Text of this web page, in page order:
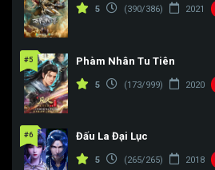
5 (390/386) 2021
#5 Phàm Nhân Tu Tiên
5 (173/999) 2020
#6 Đấu La Đại Lục
5 (265/265) 2018